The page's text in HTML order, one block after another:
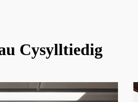
Cysylltiedig